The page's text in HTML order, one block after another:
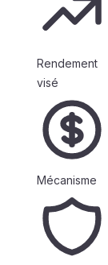
Rendement
visé
Mécanisme